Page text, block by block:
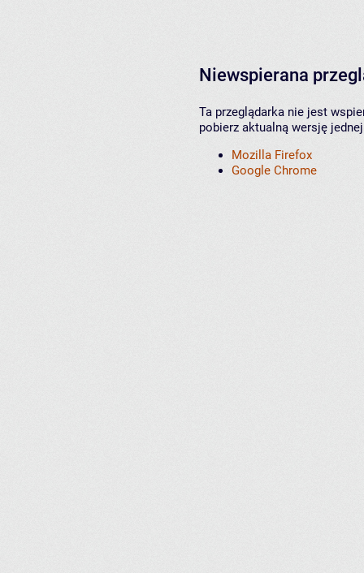
Niewspierana
Ta przeglądarka nie jest
pobierz aktualną wersję
Mozilla Firefox
Google Chrome